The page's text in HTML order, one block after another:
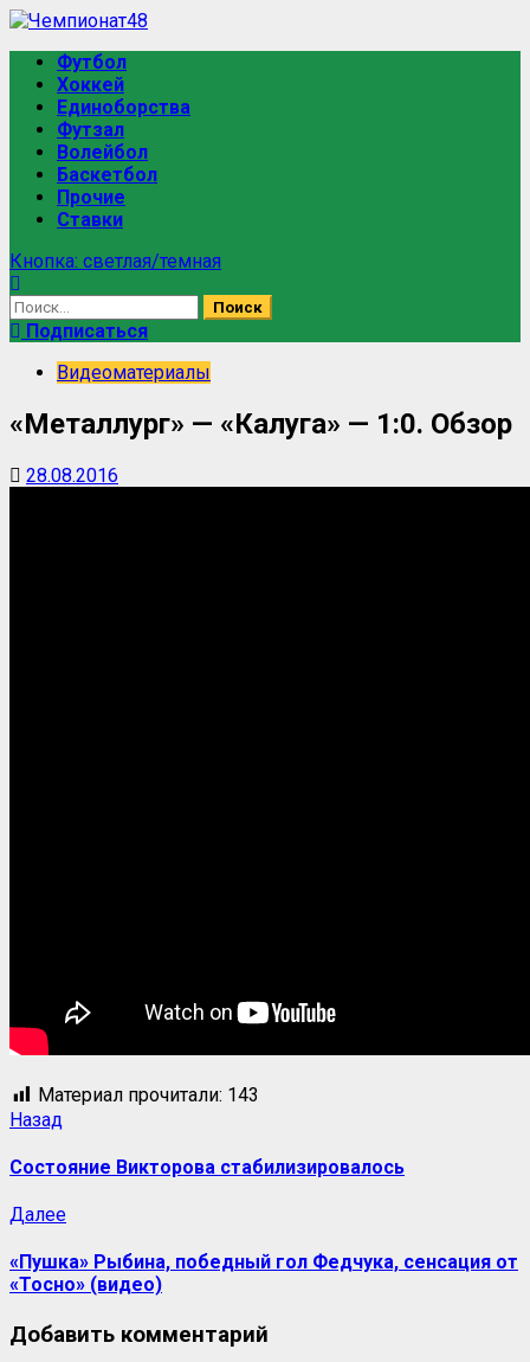
Футбол
Хоккей
Единоборства
Футзал
Волейбол
Баскетбол
Прочие
Ставки
Кнопка: светлая/темная
Подписаться
Видеоматериалы
«Металлург» — «Калуга» — 1:0. Обзор
28.08.2016
Материал прочитали: 143
Назад
Состояние Викторова стабилизировалось
Далее
«Пушка» Рыбина, победный гол Федчука, сенсация от
«Тосно» (видео)
Добавить комментарий